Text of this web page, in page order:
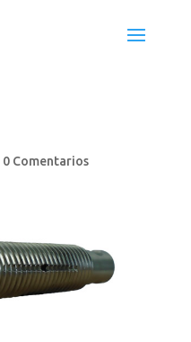
0 Comentarios